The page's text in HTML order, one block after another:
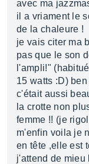
avec ma
il a vriament le
de la chaleure !
je vais citer ma
pas que le son
l'ampli!"
15 watts :D)
c'était aussi
la crotte non
femme !! (je
m'enfin voila je
en tête ,elle est
j'attend de mieu